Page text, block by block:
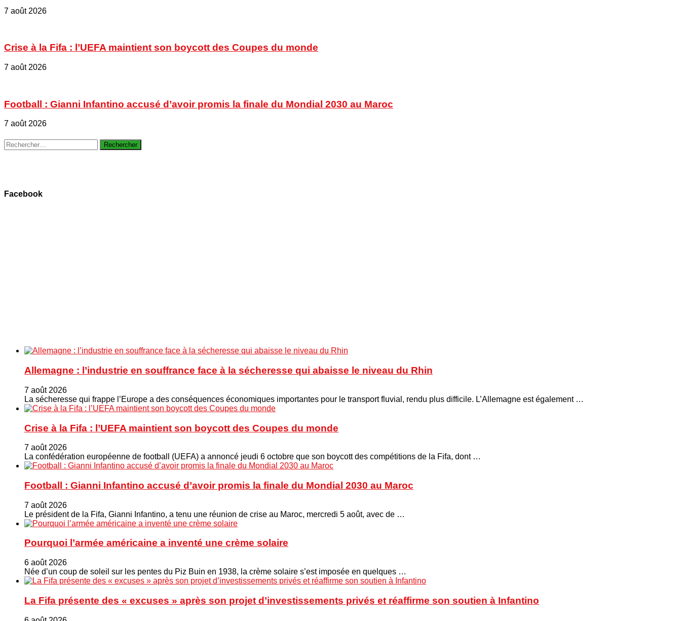
7 août 2026
Crise à la Fifa : l’UEFA maintient son boycott des Coupes du monde
7 août 2026
Football : Gianni Infantino accusé d’avoir promis la finale du Mondial 2030 au Maroc
7 août 2026
Rechercher :
Facebook
Allemagne : l’industrie en souffrance face à la sécheresse qui abaisse le niveau du Rhin
7 août 2026
La sécheresse qui frappe l’Europe a des conséquences économiques importantes pour le transport fluvial, rendu plus difficile. L’Allemagne est également …
Crise à la Fifa : l’UEFA maintient son boycott des Coupes du monde
7 août 2026
La confédération européenne de football (UEFA) a annoncé jeudi 6 octobre que son boycott des compétitions de la Fifa, dont …
Football : Gianni Infantino accusé d’avoir promis la finale du Mondial 2030 au Maroc
7 août 2026
Le président de la Fifa, Gianni Infantino, a tenu une réunion de crise au Maroc, mercredi 5 août, avec de …
Pourquoi l’armée américaine a inventé une crème solaire
6 août 2026
Née d’un coup de soleil sur les pentes du Piz Buin en 1938, la crème solaire s’est imposée en quelques …
La Fifa présente des « excuses » après son projet d’investissements privés et réaffirme son soutien à Infantino